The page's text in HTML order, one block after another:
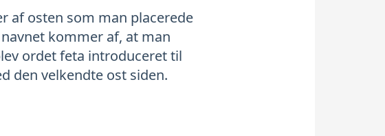
af osten som man placerede
kommer af, at man
ordet feta introduceret til
den velkendte ost siden.